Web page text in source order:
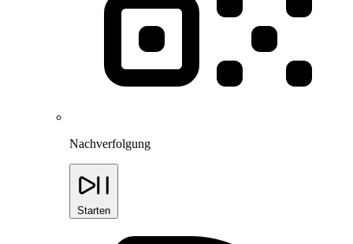
Nachverfolgung
Starten